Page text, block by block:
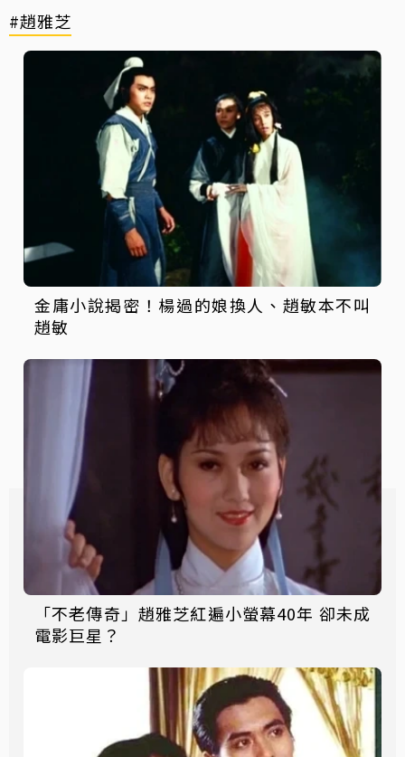
#趙雅芝
金庸小說揭密！楊過的娘換人、趙敏本不叫
趙敏
「不老傳奇」趙雅芝紅遍小螢幕40年 卻未成
電影巨星？